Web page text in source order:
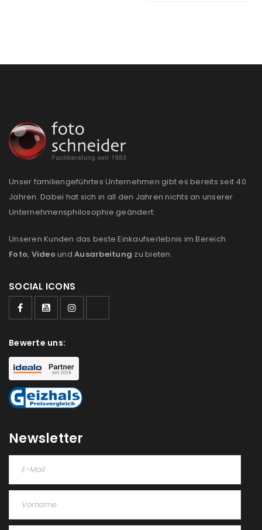
Benutzername oder E-Mail-Adresse
Passwort
Anmeldeformular geschützt durch
ANMELDEN
REGISTRIEREN
E-Mail-Adresse
Unser familiengeführtes Unternehmen gibt es bereits seit 40
Jahren. Dabei hat sich in all den Jahren nichts an unserer
Unternehmensphilosophie geändert:
Unseren Kunden das beste Einkaufserlebnis im Bereich
Foto, Video und Ausarbeitung zu bieten.
SOCIAL ICONS
Bewerte uns:
Newsletter